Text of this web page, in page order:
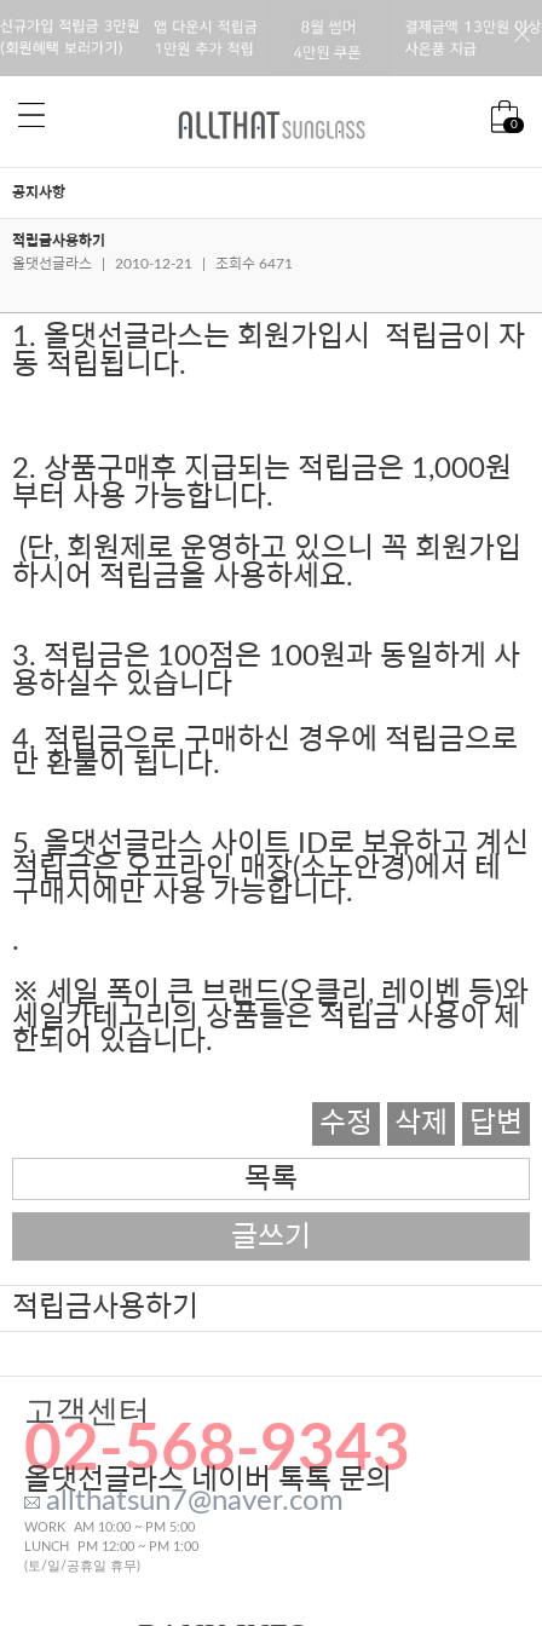
0
공지사항
적립금사용하기
올댓선글라스
2010-12-21 조회수 6471
1. 올댓선글라스는 회원가입시 적립금이 자
동 적립됩니다.
2. 상품구매후 지급되는 적립금은 1,000원
부터 사용 가능합니다.
(단, 회원제로 운영하고 있으니 꼭 회원가입
하시어 적립금을 사용하세요.
3. 적립금은 100점은 100원과 동일하게 사
용하실수 있습니다
4. 적립금으로 구매하신 경우에 적립금으로
만 환불이 됩니다.
5. 올댓선글라스 사이트 ID로 보유하고 계신
적립금은 오프라인 매장(소노안경)에서 테
구매시에만 사용 가능합니다.
.
※ 세일 폭이 큰 브랜드(오클리, 레이벤 등)와
세일카테고리의 상품들은 적립금 사용이 제
한되어 있습니다.
수정 삭제
답변
목록
글쓰기
적립금사용하기
고객센터
02-568-9343
올댓선글라스 네이버 톡톡 문의
allthatsun7@naver.com
WORK
AM 10:00 ~ PM 5:00
LUNCH
PM 12:00 ~ PM 1:00
(토/일/공휴일 휴무)